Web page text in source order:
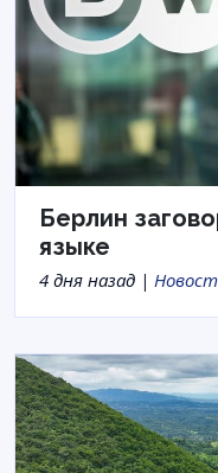
Берлин
языке
4 дня назад |